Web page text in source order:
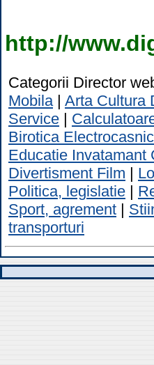
http://
Categorii Director
Mobila| Arta Cultura
Service |
Birotica
Educatie Invatamant
Divertisment Film |
Politica, legislatie |
Sport, agrement |
transporturi